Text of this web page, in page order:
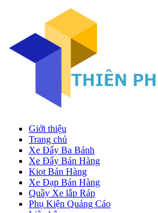
Giới thiệu
Trang chủ
Xe Đẩy Ba Bánh
Xe Đẩy Bán Hàng
Kiot Bán Hàng
Xe Đạp Bán Hàng
Quầy Xe lắp Ráp
Phụ Kiện Quảng Cáo